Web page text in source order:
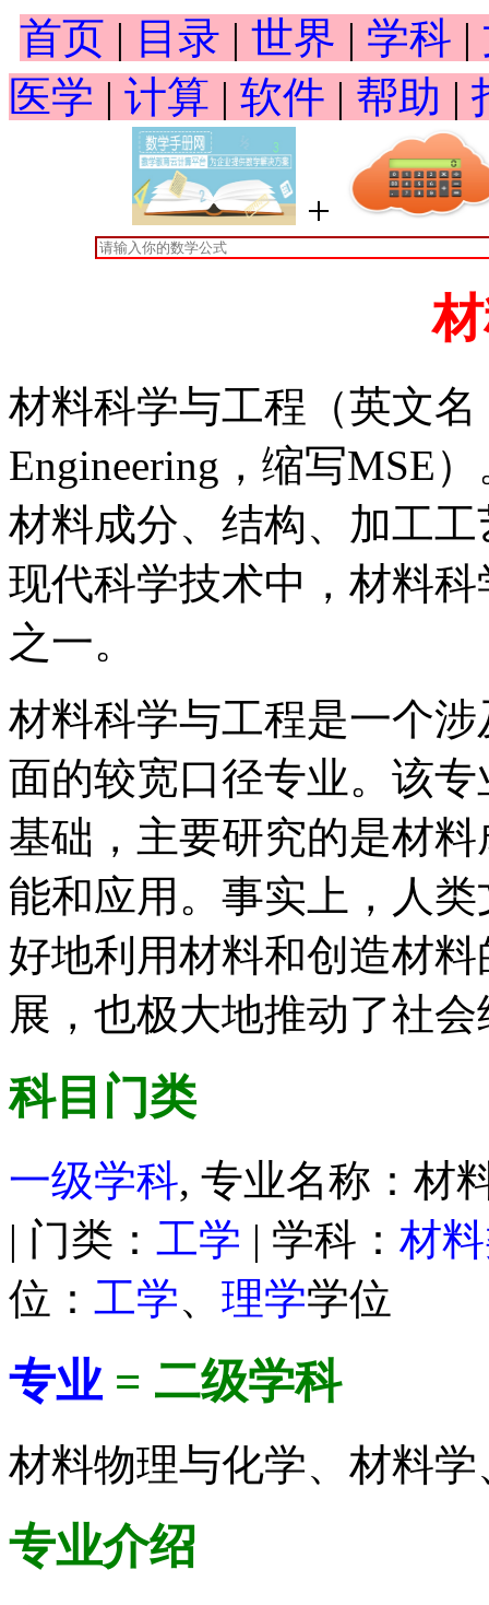
首页 | 目录 | 世界 | 学科 |
医学 | 计算 | 软件 | 帮助 |
+
材料科学与工程（英文名
Engineering，缩写MSE
材料成分、结构、加工
现代科学技术中，材料
之一。
材料科学与工程是一个
面的较宽口径专业。该
基础，主要研究的是材
能和应用。事实上，人
好地利用材料和创造材
展，也极大地推动了社
科目门类
一级学科, 专业名称：材
| 门类： 工学 | 学科： 材
位： 工学、 理学学位
专业= 二级学科
材料物理与化学、材料
专业介绍